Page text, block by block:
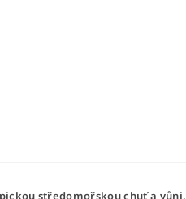
středomořskou chuť a vůni.